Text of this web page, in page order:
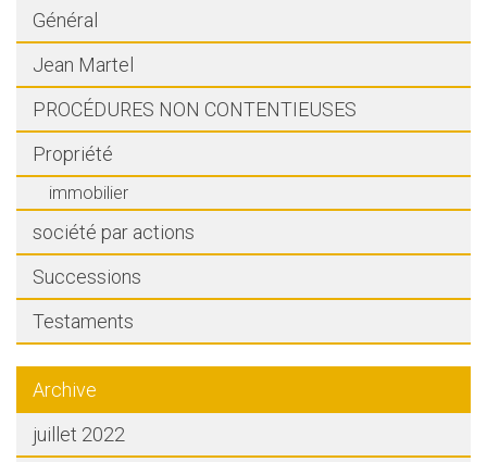
Général
Jean Martel
PROCÉDURES NON CONTENTIEUSES
Propriété
immobilier
société par actions
Successions
Testaments
Archive
juillet 2022